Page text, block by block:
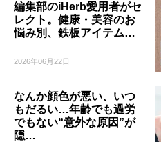
編集部のiHerb愛用者がセ
レクト。健康・美容のお
悩み別、鉄板アイテム…
2026年06月22日
なんか顔色が悪い、いつ
もだるい…年齢でも過労
でもない“意外な原因”が
隠…